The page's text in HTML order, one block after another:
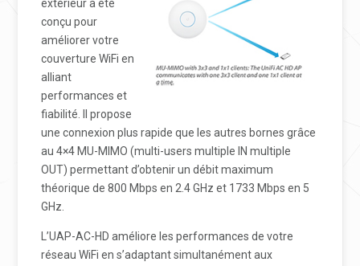
extérieur à été
conçu pour
améliorer votre
couverture WiFi en
alliant
performances et
fiabilité. Il propose
une connexion plus rapide que les autres bornes grâce
au 4×4 MU-MIMO (multi-users multiple IN multiple
OUT) permettant d’obtenir un débit maximum
théorique de 800 Mbps en 2.4 GHz et 1733 Mbps en 5
GHz.
L’UAP-AC-HD améliore les performances de votre
réseau WiFi en s’adaptant simultanément aux